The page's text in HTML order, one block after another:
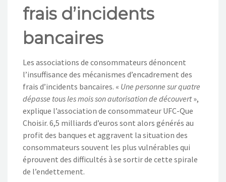
CONTACT
frais d’incidents
bancaires
Les associations de consommateurs dénoncent
l’insuffisance des mécanismes d’encadrement des
frais d’incidents bancaires. « Une personne sur quatre
dépasse tous les mois son autorisation de découvert»,
explique l’association de consommateur UFC-Que
Choisir. 6,5 milliards d’euros sont alors générés au
profit des banques et aggravent la situation des
consommateurs souvent les plus vulnérables qui
éprouvent des difficultés à se sortir de cette spirale
de l’endettement.